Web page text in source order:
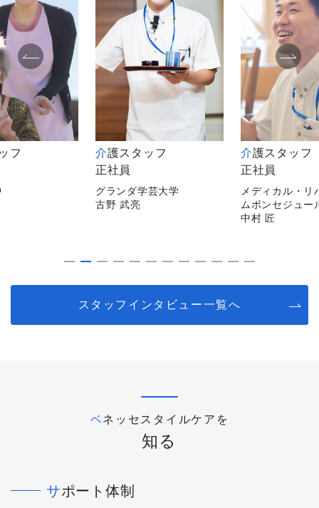
フ
介護スタッフ
正社員
グランダ学芸大学
古野 武亮
介護スタッフ
正社員
メディカル・リ
ムボンセジュー
中村 匠
スタッフインタビュー一覧へ
ベネッセスタイルケアを
知る
サポート体制